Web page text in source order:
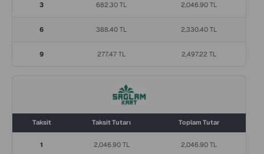
3 682.30 TL 2,046.90 TL
6 388.40 TL 2,330.40 TL
9 277.47 TL 2,497.22 TL
Taksit Taksit Tutarı Toplam Tutar
1 2,046.90 TL 2,046.90 TL